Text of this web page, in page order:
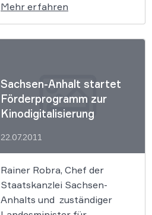
ausgewählt. Damit zeichnet
sie ab Ende August 2011 für
alle Kinoaktivitäten des BFI
Southbank und des BFI Imax
Kinos. Zudem wird sie künftig
das BFI […]
Mehr erfahren
Sachsen-Anhalt startet
Förderprogramm zur
Kinodigitalisierung
22.07.2011
Rainer Robra, Chef der
Staatskanzlei Sachsen-
Anhalts und zuständiger